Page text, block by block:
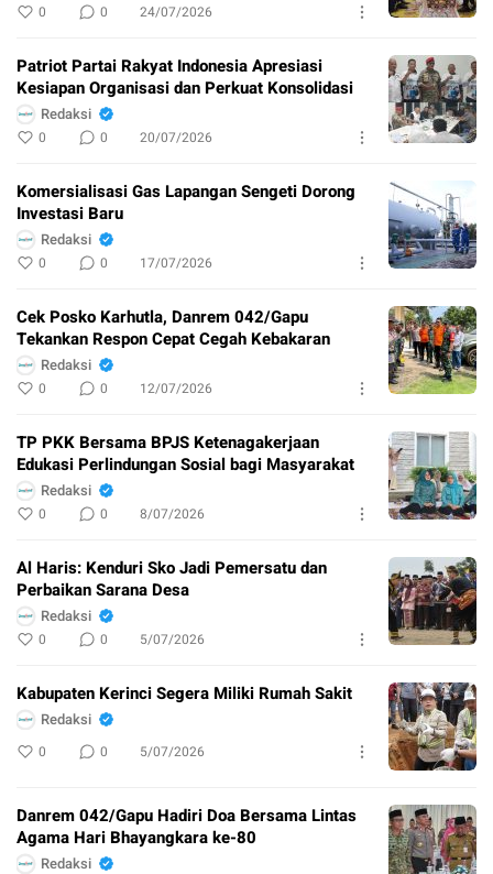
0 0 24/07/2026
Patriot Partai Rakyat Indonesia Apresiasi
Kesiapan Organisasi dan Perkuat Konsolidasi
Redaksi
0 0 20/07/2026
Komersialisasi Gas Lapangan Sengeti Dorong
Investasi Baru
Redaksi
0 0 17/07/2026
Cek Posko Karhutla, Danrem 042/Gapu
Tekankan Respon Cepat Cegah Kebakaran
Redaksi
0 0 12/07/2026
TP PKK Bersama BPJS Ketenagakerjaan
Edukasi Perlindungan Sosial bagi Masyarakat
Redaksi
0 0 8/07/2026
Al Haris: Kenduri Sko Jadi Pemersatu dan
Perbaikan Sarana Desa
Redaksi
0 0 5/07/2026
Kabupaten Kerinci Segera Miliki Rumah Sakit
Redaksi
0 0 5/07/2026
Danrem 042/Gapu Hadiri Doa Bersama Lintas
Agama Hari Bhayangkara ke-80
Redaksi